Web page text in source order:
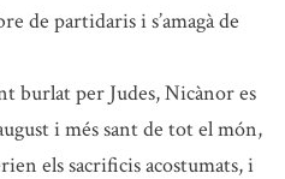
de partidaris i s’amagà de
burlat per Judes, Nicànor es
i més sant de tot el món,
els sacrificis acostumats, i